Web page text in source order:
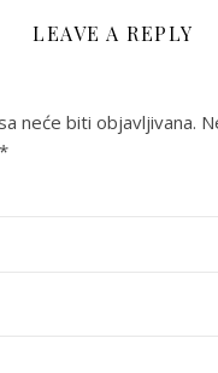
LEAVE A REPLY
neće biti objavljivana.
*